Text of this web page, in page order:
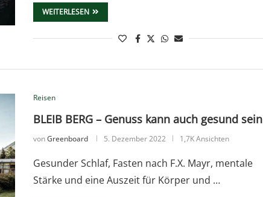
WEITERLESEN
Reisen
BLEIB BERG – Genuss kann auch gesund sein
vonGreenboard 5. Dezember 2022 1,7K Ansichten
Gesunder Schlaf, Fasten nach F.X. Mayr, mentale
Stärke und eine Auszeit für Körper und …